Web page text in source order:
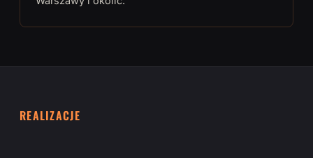
REALIZACJE